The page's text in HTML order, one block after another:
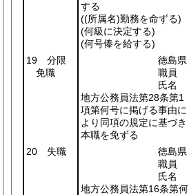
する
((所属名)勤務を命ずる)
(何級に決定する)
(何号俸を給する)
19 分限
免職
徳島県
職員
氏名
地方公務員法第28条第1
項第何号に掲げる事由に
より同項の規定に基づき
本職を免ずる
20 失職
徳島県
職員
氏名
地方公務員法第16条第何